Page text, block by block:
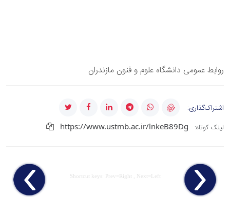
روابط عمومی دانشگاه علوم و فنون مازندران
اشتراک‌گذاری:
لینک کوتاه:
https://www.ustmb.ac.ir/lnkeB89Dg
Shortcut keys: Prev=Right , Next=Left